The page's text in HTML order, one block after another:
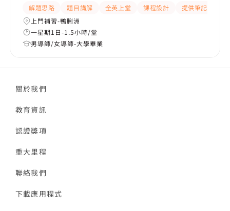
解題思路 題目講解 全英上堂 課程設計 提供筆記
上門補習-鴨脷洲
一星期1日-1.5小時/堂
男導師/女導師-大學畢業
關於我們
教育資訊
認證獎項
重大里程
聯絡我們
下載應用程式